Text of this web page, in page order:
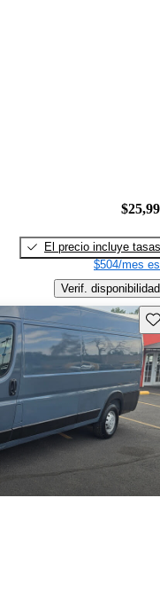
El precio incluye tasas
$504/mes
Verif. disponibilidad